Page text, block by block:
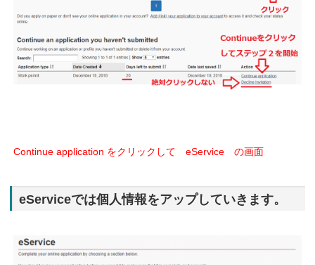
Continue application をクリックして eService の画面
eServiceでは個人情報をアップしていきます。